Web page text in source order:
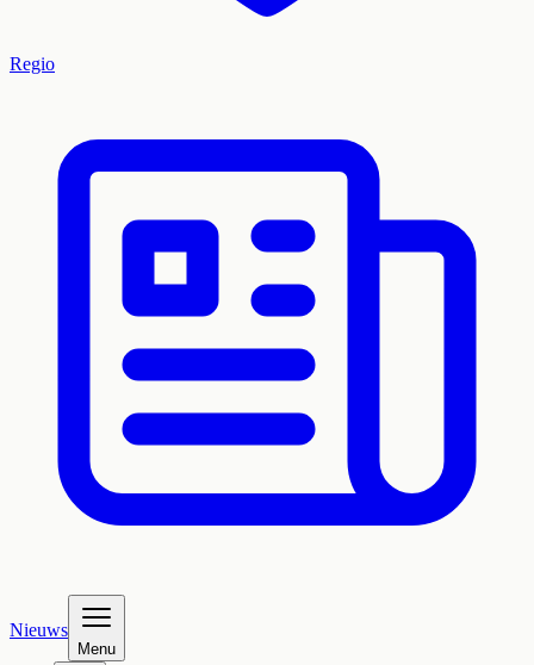
Regio
Nieuws
Menu